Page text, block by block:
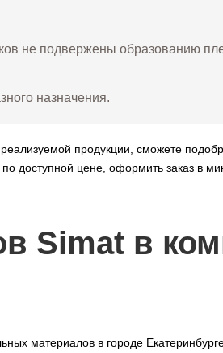
не подвержены образованию
назначения.
продукции, сможете
доступной цене, оформить заказ в
Simat в
материалов в городе